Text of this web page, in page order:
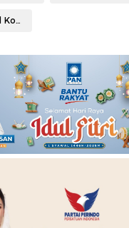
Taman Nasional Komodo